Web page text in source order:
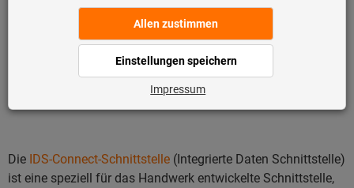
Beschaffungsplattform ARIBA eingeführt wurde. In der Regel
erfolgt hier der Übergang von Ihrer Beschaffungsplattform
(z. B. SAP ARIBA) in Ihren Hoffmann Group eShop: Sie
befüllen den Warenkorb wie gewohnt und übertragen diesen
via PunchOut in Ihre Beschaffungsplattform.
Die IDS-Connect-Schnittstelle (Integrierte Daten Schnittstelle)
ist eine speziell für das Handwerk entwickelte Schnittstelle,